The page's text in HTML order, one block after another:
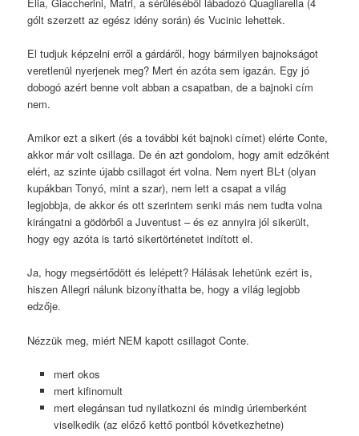
gólt szerzett az egész idény során) és Vucinic lehettek.
El tudjuk képzelni erről a gárdáről, hogy bármilyen bajnokságot
veretlenül nyerjenek meg? Mert én azóta sem igazán. Egy jó
dobogó azért benne volt abban a csapatban, de a bajnoki cím
nem.
Amikor ezt a sikert (és a további két bajnoki címet) elérte Conte,
akkor már volt csillaga. De én azt gondolom, hogy amit edzőként
elért, az szinte újabb csillagot ért volna. Nem nyert BL-t (olyan
kupákban Tonyó, mint a szar), nem lett a csapat a világ
legjobbja, de akkor és ott szerintem senki más nem tudta volna
kirángatni a gödörből a Juventust – és ez annyira jól sikerült,
hogy egy azóta is tartó sikertörténetet indított el.
Ja, hogy megsértődött és lelépett? Hálásak lehetünk ezért is,
hiszen Allegri nálunk bizonyíthatta be, hogy a világ legjobb
edzője.
Nézzük meg, miért NEM kapott csillagot Conte.
mert okos
mert kifinomult
mert elegánsan tud nyilatkozni és mindig úriemberként
viselkedik (az előző kettő pontból következhetne)